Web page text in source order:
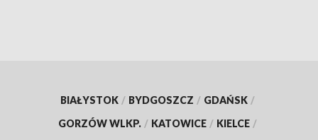
BIAŁYSTOK / BYDGOSZCZ / GDAŃSK /
GORZÓW WLKP. / KATOWICE / KIELCE /